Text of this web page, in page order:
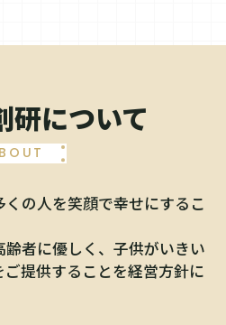
研について
の人を笑顔で幸せにするこ
者に優しく、子供がいきい
提供することを経営方針に